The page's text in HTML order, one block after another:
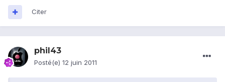
Citer
phil43
Posté(e) 12 juin 2011